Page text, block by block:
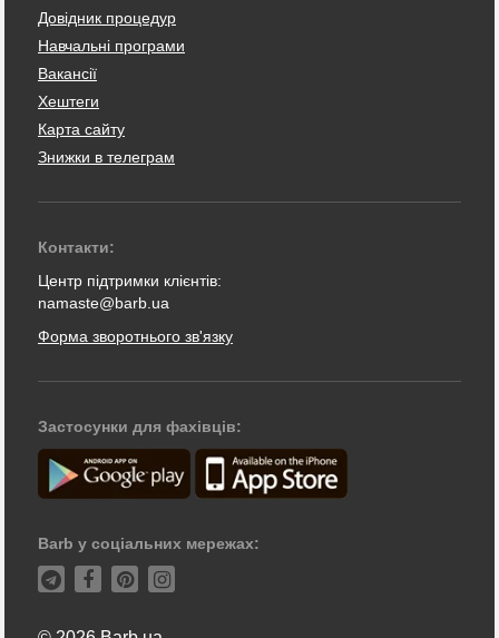
Довідник процедур
Навчальні програми
Вакансії
Хештеги
Карта сайту
Знижки в телеграм
Контакти:
Центр підтримки клієнтів:
namaste@barb.ua
Форма зворотнього зв'язку
Застосунки для фахівців:
Barb у соціальних мережах: